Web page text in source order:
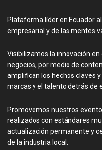
Plataforma líder en Ecuador
empresarial y de las mentes
Visibilizamos la innovación
negocios, por medio de
amplifican los hechos claves
marcas y el talento detrás de
Promovemos nuestros
realizados con estándares
actualización permanente y
de la industria local.